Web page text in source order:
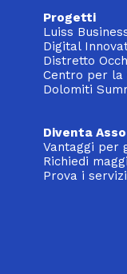
Progetti
Luiss
Digital
Distretto
Centro per
Dolomiti
Diventa
Vantaggi per
Richiedi
Prova i